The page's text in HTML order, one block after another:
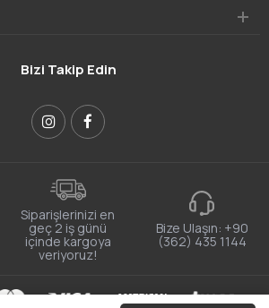
Bizi Takip Edin
Siparişlerinizi en
geç 2 iş günü
içinde kargoya
veriyoruz!
Bize Ulaşın: +90
(362) 435 1144